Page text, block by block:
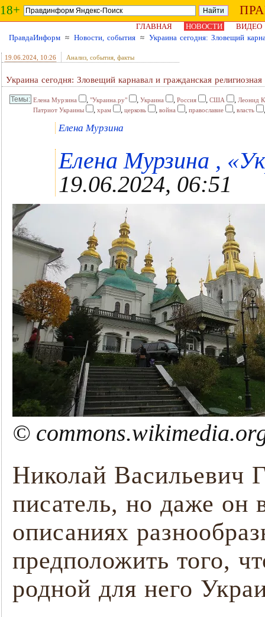
18+
ГЛАВНАЯ НОВОСТИ
ВИДЕО
ПравдаИнформ ≈ Новости, события ≈ Украина сегодня: Зловещий
19.06.2024 , 10:26 Анализ, события, факты
Украина сегодня: Зловещий карнавал и гражданская религиозная
Елена Мурзина , "Украина.ру" , Украина , Россия , США , Леонид
Патриот Украины
, храм , церковь , война , православие , власть
Елена Мурзина
Елена Мурзина ,
19.06.2024, 06:51
©
Николай Васильевич
писатель, но даже он
описаниях
предположить того,
родной для него